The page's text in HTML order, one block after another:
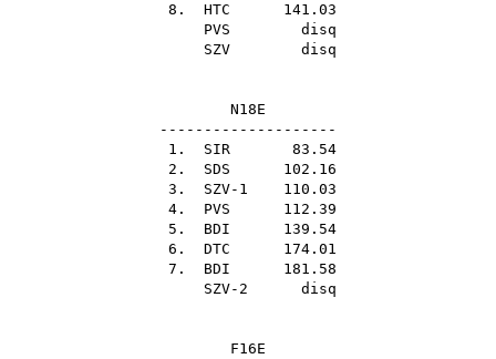
8. HTC 141.03
PVS disq
SZV disq
N18E
--------------------
1. SIR 83.54
2. SDS 102.16
3. SZV-1 110.03
4. PVS 112.39
5. BDI 139.54
6. DTC 174.01
7. BDI 181.58
SZV-2 disq
F16E